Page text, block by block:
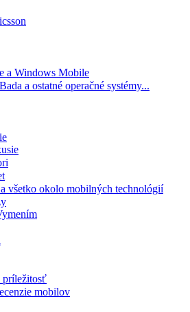
a Windows Mobile
a ostatné operačné systémy...
všetko okolo mobilných technológií
mobilov